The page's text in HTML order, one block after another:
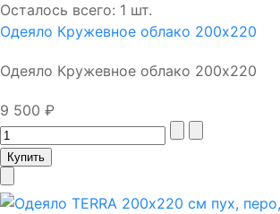
Осталось всего: 1 шт.
Одеяло Кружевное облако 200х220
Одеяло Кружевное облако 200х220
9 500 ₽